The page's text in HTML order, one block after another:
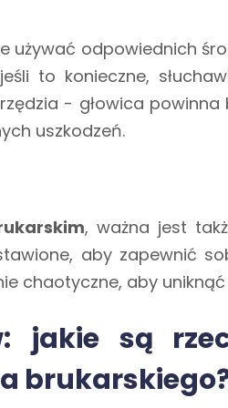
używać odpowiednich
to konieczne,
- głowica
uszkodzeń.
, ważna jest
aby zapewnić
chaotyczne, aby
jakie są